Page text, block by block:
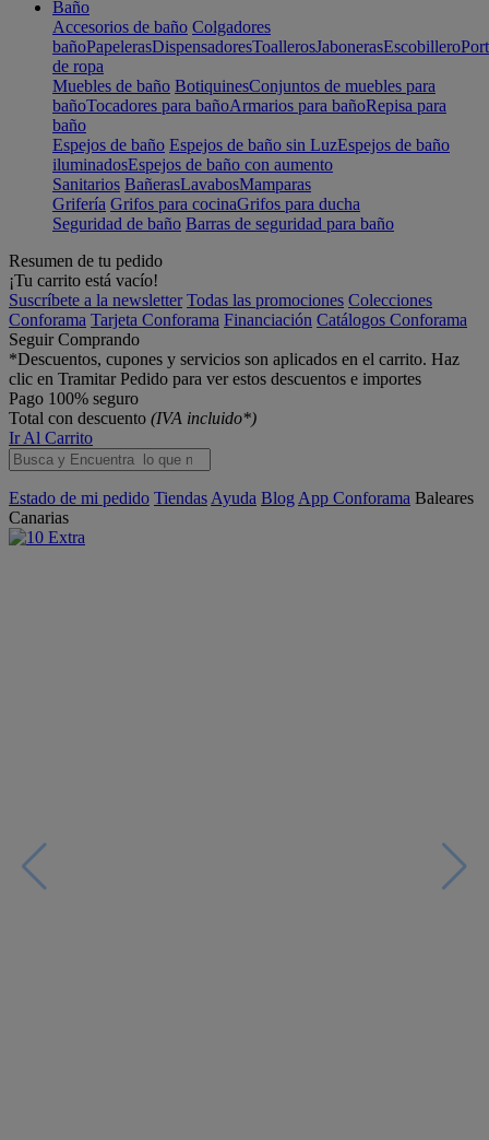
Baño
Accesorios de baño Colgadores
bañoPapelerasDispensadoresToallerosJabonerasEscobillero
de ropa
Muebles de baño BotiquinesConjuntos de muebles para
bañoTocadores para bañoArmarios para bañoRepisa para
baño
Espejos de baño Espejos de baño sin LuzEspejos de baño
iluminadosEspejos de baño con aumento
Sanitarios BañerasLavabosMamparas
Grifería Grifos para cocinaGrifos para ducha
Seguridad de baño Barras de seguridad para baño
Resumen de tu pedido
¡Tu carrito está vacío!
Suscríbete a la newsletter Todas las promociones Colecciones
Conforama Tarjeta Conforama Financiación Catálogos Conforama
Seguir Comprando
*Descuentos, cupones y servicios son aplicados en el carrito. Haz
clic en Tramitar Pedido para ver estos descuentos e importes
Pago 100% seguro
Total con descuento (IVA incluido*)
Ir Al Carrito
Estado de mi pedido Tiendas Ayuda Blog App Conforama Baleares
Canarias